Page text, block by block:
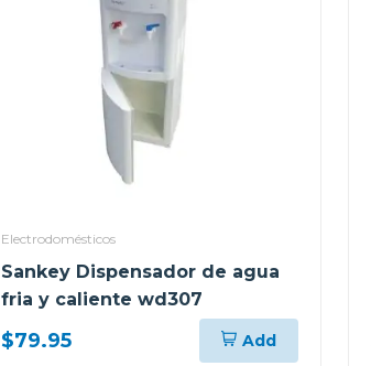
Electrodomésticos
Sankey Dispensador de agua
fria y caliente wd307
$79.95 Add